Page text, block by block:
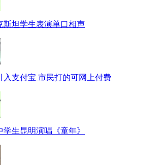
斯坦学生表演单口相声
入支付宝 市民打的可网上付费
生昆明演唱《童年》